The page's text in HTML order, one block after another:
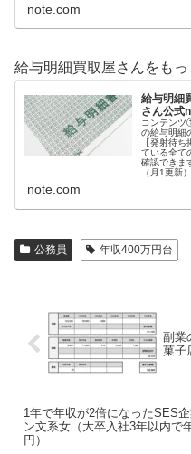
note.com
給与明細買取屋さんをも
給与明細
さん公式
コンテンツ
の給与明細
【発射待
ている全て
確認できま
（月1更新
note.com
公務員 年収400万円台
副業
菓子
1年で年収が2倍になったSES
ン文系女（大卒入社3年以内で
円）